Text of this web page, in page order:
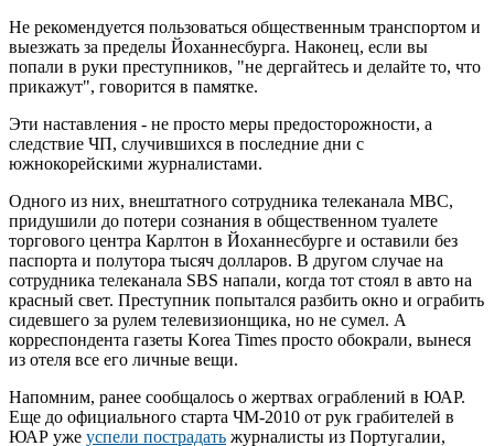
Не рекомендуется пользоваться общественным транспортом и
выезжать за пределы Йоханнесбурга. Наконец, если вы
попали в руки преступников, "не дергайтесь и делайте то, что
прикажут", говорится в памятке.
Эти наставления - не просто меры предосторожности, а
следствие ЧП, случившихся в последние дни с
южнокорейскими журналистами.
Одного из них, внештатного сотрудника телеканала MBC,
придушили до потери сознания в общественном туалете
торгового центра Карлтон в Йоханнесбурге и оставили без
паспорта и полутора тысяч долларов. В другом случае на
сотрудника телеканала SBS напали, когда тот стоял в авто на
красный свет. Преступник попытался разбить окно и ограбить
сидевшего за рулем телевизионщика, но не сумел. А
корреспондента газеты Korea Times просто обокрали, вынеся
из отеля все его личные вещи.
Напомним, ранее сообщалось о жертвах ограблений в ЮАР.
Еще до официального старта ЧМ-2010 от рук грабителей в
ЮАР уже успели пострадать журналисты из Португалии,